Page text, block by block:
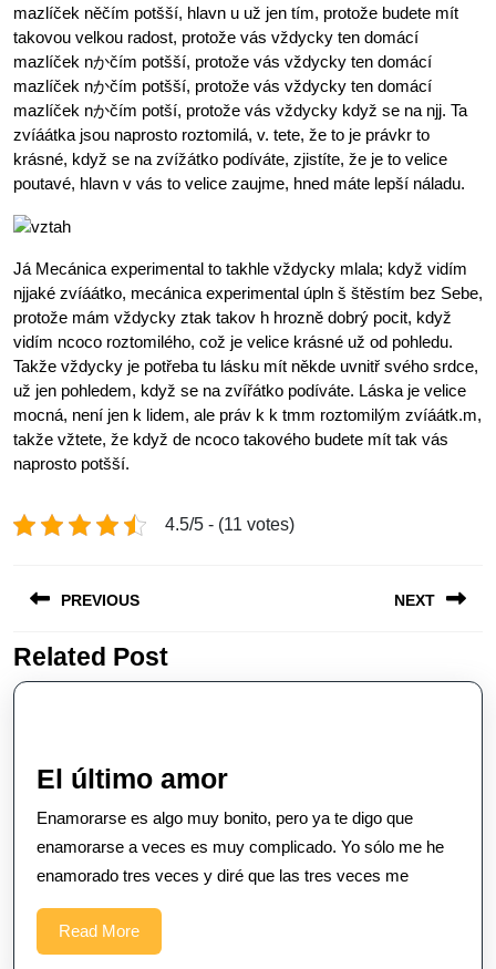
mazlíček něčím potšší, hlavn u už jen tím, protože budete mít
takovou velkou radost, protože vás vždycky ten domácí
mazlíček nかčím potšší, protože vás vždycky ten domácí
mazlíček nかčím potšší, protože vás vždycky ten domácí
mazlíček nかčím potší, protože vás vždycky když se na njj. Ta
zvíáátka jsou naprosto roztomilá, v. tete, že to je právkr to
krásné, když se na zvížátko podíváte, zjistíte, že je to velice
poutavé, hlavn v vás to velice zaujme, hned máte lepší náladu.
Já Mecánica experimental to takhle vždycky mlala; když vidím
njjaké zvíáátko, mecánica experimental úpln š štěstím bez Sebe,
protože mám vždycky ztak takov h hrozně dobrý pocit, když
vidím ncoco roztomilého, což je velice krásné už od pohledu.
Takže vždycky je potřeba tu lásku mít někde uvnitř svého srdce,
už jen pohledem, když se na zvířátko podíváte. Láska je velice
mocná, není jen k lidem, ale práv k k tmm roztomilým zvíáátk.m,
takže vžtete, že když de ncoco takového budete mít tak vás
naprosto potšší.
4.5/5 - (11 votes)
navigation
PREVIOUS
Previous
post:
NEXT
post:
Related Post
El último amorEl
último
amor
Enamorarse es algo muy bonito, pero ya te digo que
enamorarse a veces es muy complicado. Yo sólo me he
enamorado tres veces y diré que las tres veces me
Read MoreRead
More